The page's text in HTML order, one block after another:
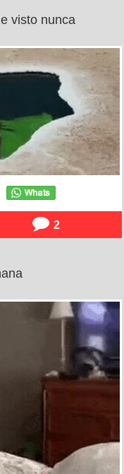
visto nunca
2